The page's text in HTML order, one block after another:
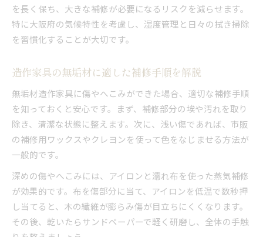
を長く保ち、大きな補修が必要になるリスクを減らせます。
特に大阪府の気候特性を考慮し、湿度管理と日々の拭き掃除
を習慣化することが大切です。
造作家具の無垢材に適した補修手順を解説
無垢材造作家具に傷やへこみができた場合、適切な補修手順
を知っておくと安心です。まず、補修部分の埃や汚れを取り
除き、清潔な状態に整えます。次に、浅い傷であれば、市販
の補修用ワックスやクレヨンを使って色をなじませる方法が
一般的です。
深めの傷やへこみには、アイロンと濡れ布を使った蒸気補修
が効果的です。布を傷部分に当て、アイロンを低温で数秒押
し当てると、木の繊維が膨らみ傷が目立ちにくくなります。
その後、乾いたらサンドペーパーで軽く研磨し、全体の手触